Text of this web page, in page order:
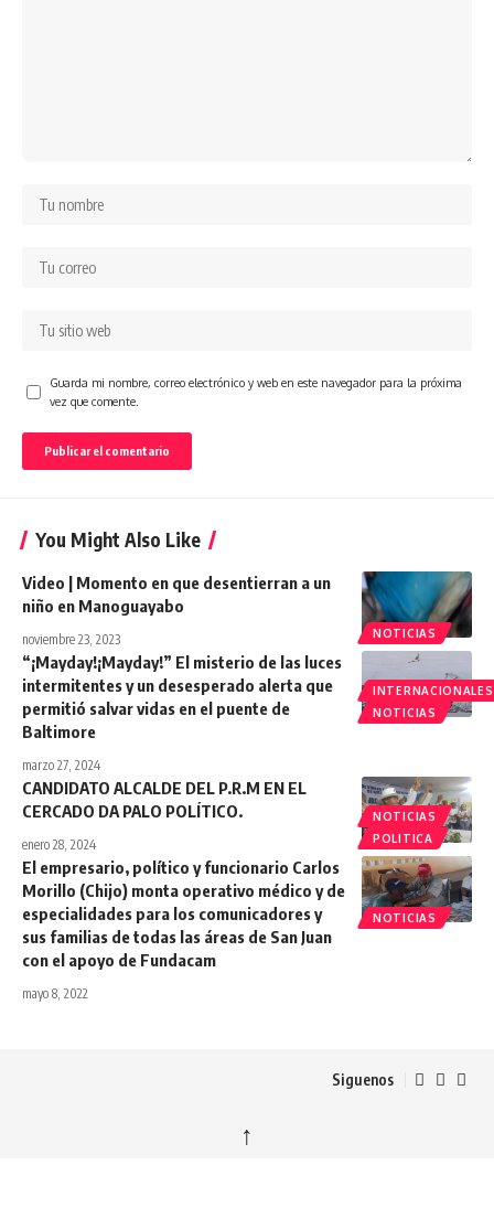
Guarda mi nombre, correo electrónico y web en este navegador para la próxima
vez que comente.
You Might Also Like
NOTICIAS
Video | Momento en que desentierran a un
niño en Manoguayabo
noviembre 23, 2023
INTERNACIONALES
NOTICIAS
“¡Mayday!¡Mayday!” El misterio de las luces
intermitentes y un desesperado alerta que
permitió salvar vidas en el puente de
Baltimore
marzo 27, 2024
NOTICIAS
POLITICA
CANDIDATO ALCALDE DEL P.R.M EN EL
CERCADO DA PALO POLÍTICO.
enero 28, 2024
NOTICIAS
El empresario, político y funcionario Carlos
Morillo (Chijo) monta operativo médico y de
especialidades para los comunicadores y
sus familias de todas las áreas de San Juan
con el apoyo de Fundacam
mayo 8, 2022
Siguenos
↑